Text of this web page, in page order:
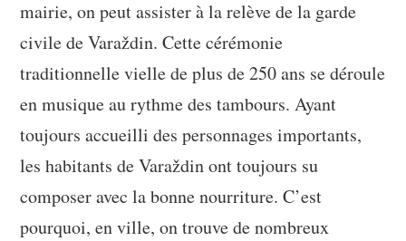
mairie, on peut assister à la relève de la garde
civile de Varaždin. Cette cérémonie
traditionnelle vielle de plus de 250 ans se déroule
en musique au rythme des tambours. Ayant
toujours accueilli des personnages importants,
les habitants de Varaždin ont toujours su
composer avec la bonne nourriture. C’est
pourquoi, en ville, on trouve de nombreux